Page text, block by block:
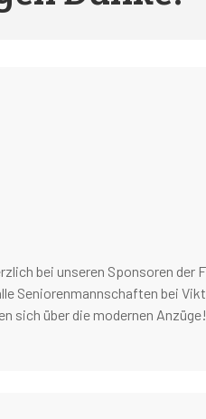
bei unseren Sponsoren
Seniorenmannschaften bei
sich über die modernen